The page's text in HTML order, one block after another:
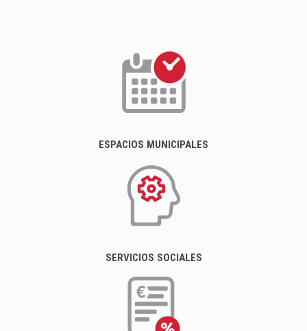
ESPACIOS MUNICIPALES
SERVICIOS SOCIALES